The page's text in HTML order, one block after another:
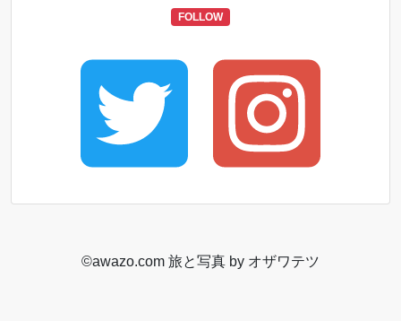
FOLLOW
©️awazo.com 旅と写真 by オザワテツ